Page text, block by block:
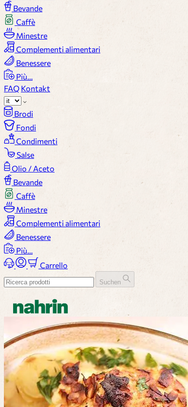
Bevande
Caffè
Minestre
Complementi alimentari
Benessere
Più…
FAQ Kontakt
Brodi
Fondi
Condimenti
Salse
Olio / Aceto
Bevande
Caffè
Minestre
Complementi alimentari
Benessere
Più…
Carrello
Suchen